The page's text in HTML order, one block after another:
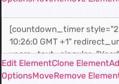
Edit ElementClone Element
OptionsMoveRemove